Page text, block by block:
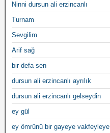
Ninni dursun ali erzincanlı
Turnam
Sevgilim
Arif sağ
bir defa sen
dursun ali erzincanlı ayrılık
dursun ali erzincanlı gelseydin
ey gül
ey ömrünü bir gayeye